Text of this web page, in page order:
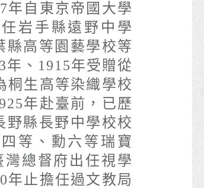
年自東京帝國大學
岩手縣遠野中學
縣高等園藝學校等
年、1915年受贈從
桐生高等染織學校
年赴臺前，已歷
野縣長野中學校校
等、勳六等瑞寶
總督府出任視學
年止擔任過文教局